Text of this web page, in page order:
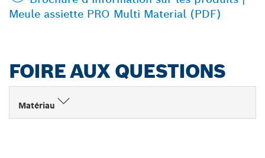
Meule assiette PRO Multi Material (PDF)
FOIRE AUX QUESTIONS
Matériau